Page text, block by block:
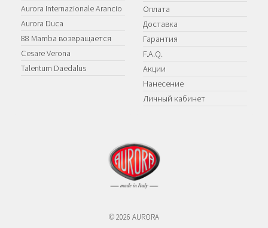
Aurora Internazionale Arancio
Aurora Duca
88 Mamba возвращается
Cesare Verona
Talentum Daedalus
Оплата
Доставка
Гарантия
F.A.Q.
Акции
Нанесение
Личный кабинет
© 2026 AURORA